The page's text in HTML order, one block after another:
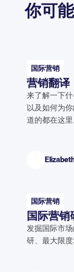
你可
国际营销
营销翻译
来了解一下
以及如何为
道的都在这里
国际营销
国际营
发掘国际市
研、最大限度